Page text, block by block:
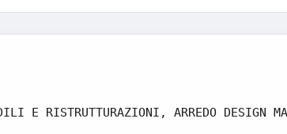
E RISTRUTTURAZIONI, ARREDO DESIGN